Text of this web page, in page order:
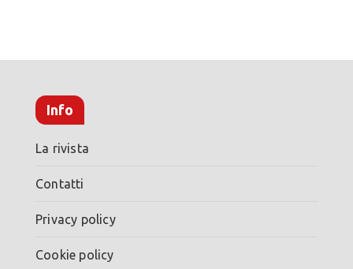
Info
La rivista
Contatti
Privacy policy
Cookie policy